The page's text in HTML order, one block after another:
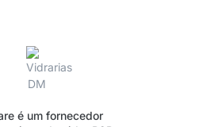
é um fornecedor